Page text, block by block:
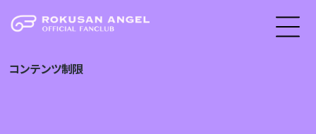
コンテンツ制限